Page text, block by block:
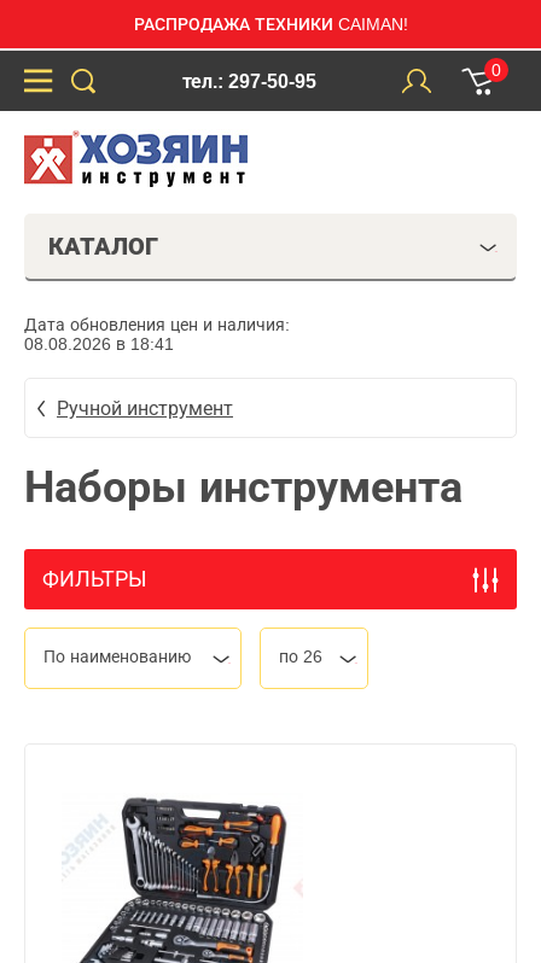
РАСПРОДАЖА ТЕХНИКИ CAIMAN!
тел.: 297-50-95
0
КАТАЛОГ
Дата обновления цен и наличия:
08.08.2026 в 18:41
Ручной инструмент
Наборы инструмента
ФИЛЬТРЫ
По наименованию по 26